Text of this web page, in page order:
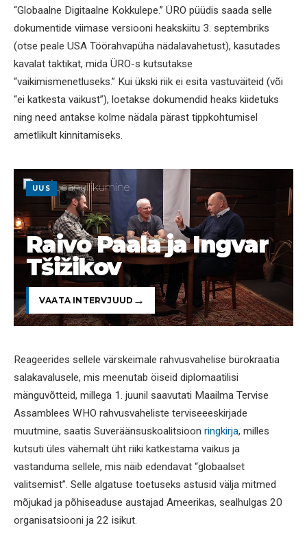
“Globaalne Digitaalne Kokkulepe.” ÜRO püüdis saada selle
dokumentide viimase versiooni heakskiitu 3. septembriks
(otse peale USA Töörahvapüha nädalavahetust), kasutades
kavalat taktikat, mida ÜRO-s kutsutakse
“vaikimismenetluseks.” Kui ükski riik ei esita vastuväiteid (või
“ei katkesta vaikust”), loetakse dokumendid heaks kiidetuks
ning need antakse kolme nädala pärast tippkohtumisel
ametlikult kinnitamiseks.
UUS
Raivo Paala ja Ingvar
Tšižikov
VAATA INTERVJUUD
Reageerides sellele värskeimale rahvusvahelise bürokraatia
salakavalusele, mis meenutab öiseid diplomaatilisi
mänguvõtteid, millega 1. juunil saavutati Maailma Tervise
Assamblees WHO rahvusvaheliste terviseeeskirjade
muutmine, saatis Suveräänsuskoalitsioon ringkirja, milles
kutsuti üles vähemalt üht riiki katkestama vaikus ja
vastanduma sellele, mis näib edendavat “globaalset
valitsemist”. Selle algatuse toetuseks astusid välja mitmed
mõjukad ja põhiseaduse austajad Ameerikas, sealhulgas 20
organisatsiooni ja 22 isikut.